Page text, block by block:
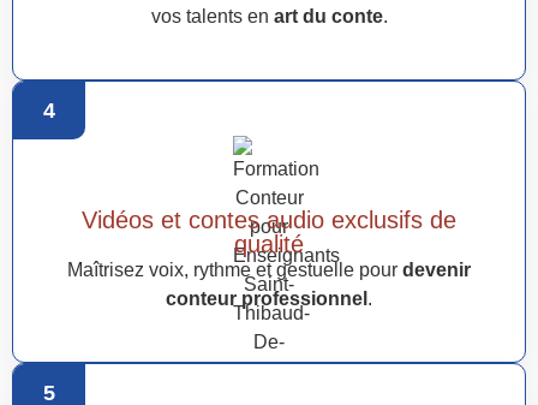
vos talents en art du conte.
4
Vidéos et contes audio exclusifs de
qualité
Maîtrisez voix, rythme et gestuelle pour devenir
conteur professionnel .
5